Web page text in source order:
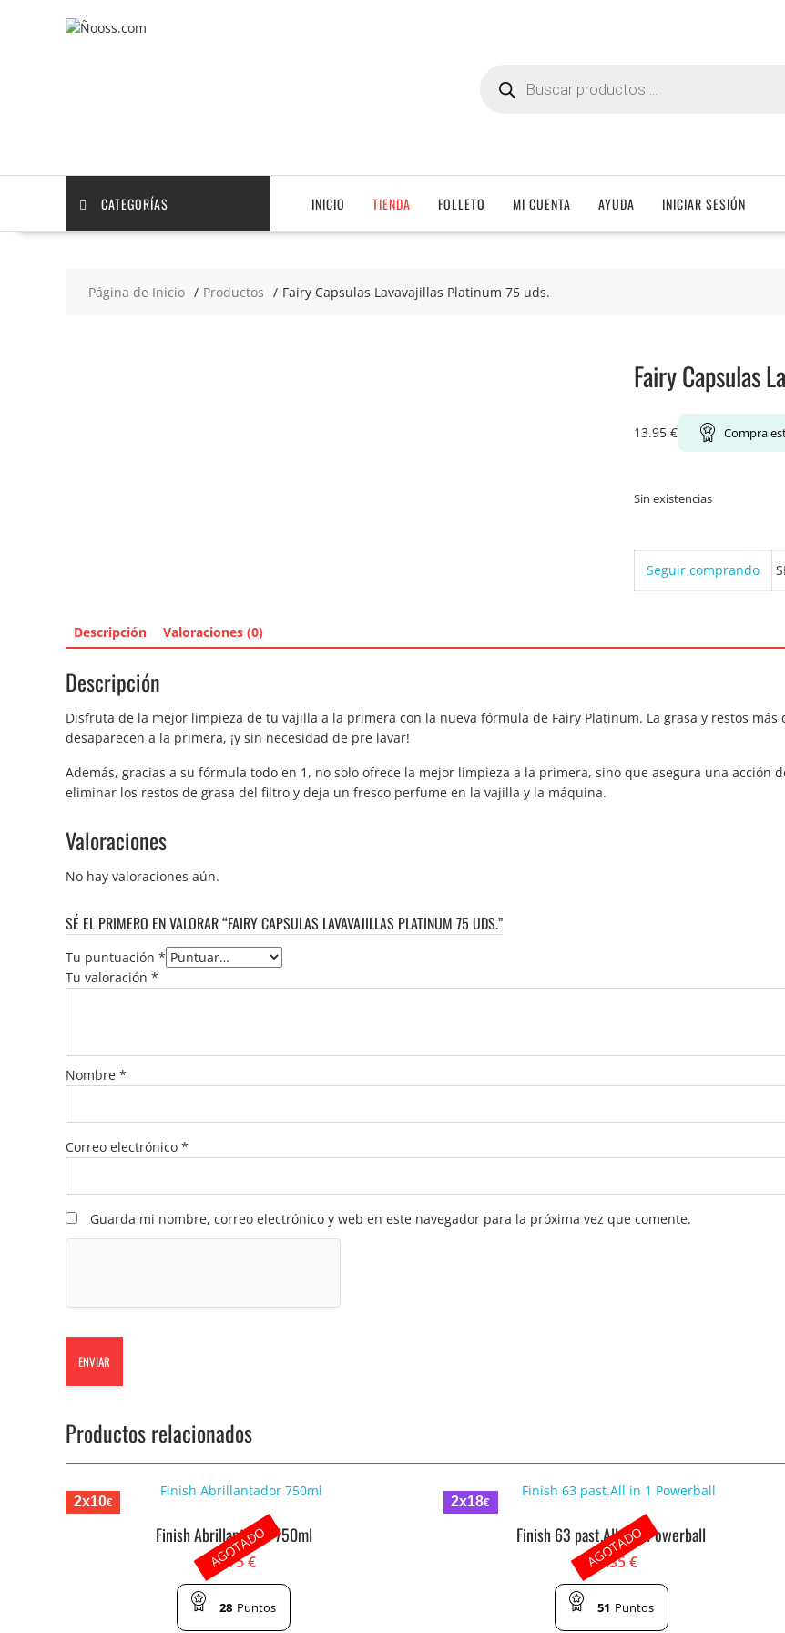
productos
CATEGORÍAS INICIO TIENDA FOLLETO MI CUENTA AYUDA INICIAR SESIÓN
Página de Inicio Productos Fairy Capsulas Lavavajillas Platinum 75 uds.
Fairy Capsulas
13.95 € Compra
Sin existencias
Seguir comprando
Descripción Valoraciones (0)
Descripción
Disfruta de la mejor limpieza de tu vajilla a la primera con la nueva fórmula de Fairy Platinum. La grasa y restos
desaparecen a la primera, ¡y sin necesidad de pre lavar!
Además, gracias a su fórmula todo en 1, no solo ofrece la mejor limpieza a la primera, sino que asegura una acción
eliminar los restos de grasa del filtro y deja un fresco perfume en la vajilla y la máquina.
Valoraciones
No hay valoraciones aún.
SÉ EL PRIMERO EN VALORAR “FAIRY CAPSULAS LAVAVAJILLAS PLATINUM 75 UDS.”
Tu puntuación *
Tu valoración *
Nombre *
Correo electrónico *
Guarda mi nombre, correo electrónico y web en este navegador para la próxima vez que comente.
Productos relacionados
2x10€
Finish Abrillantador 750ml
5.75€
28 Puntos
AGOTADO
2x18€
Finish 63 past.All in 1 Powerball
10.35€
51 Puntos
AGOTADO